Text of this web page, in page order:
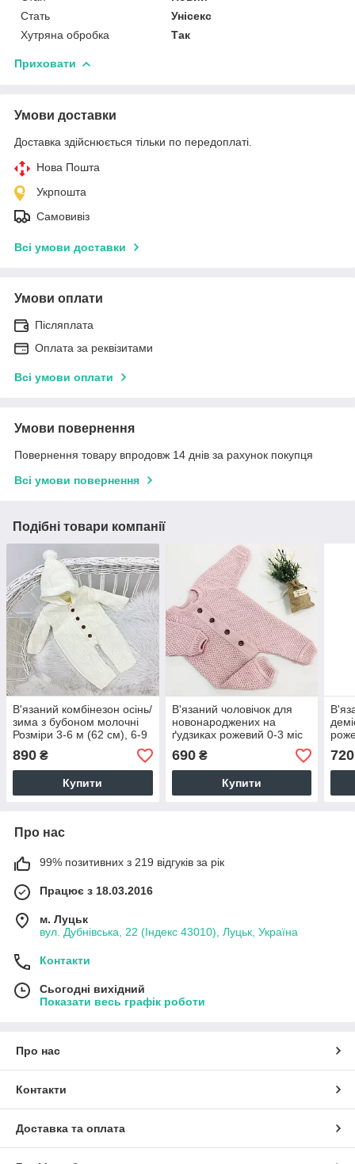
Стать
Унісекс
Хутряна обробка
Так
Приховати
Умови доставки
Доставка здійснюється тільки по передоплаті.
Нова Пошта
Укрпошта
Самовивіз
Всі умови доставки
Умови оплати
Післяплата
Оплата за реквізитами
Всі умови оплати
Умови повернення
Повернення товару впродовж 14 днів за рахунок покупця
Всі умови повернення
Подібні товари компанії
В'язаний комбінезон осінь/
зима з бубоном молочні
Розміри 3-6 м (62 см), 6-9
м (68 см), 9-12 м (74 см)
890 ₴
Купити
В'язаний чоловічок для
новонароджених на
ґудзиках рожевий 0-3 міс
(56 см), 3-6 міс (62 см),6-9
міс (68 см), 9-12 м (74 см)
690₴
Купити
см),
720
Про нас
99% позитивних з 219 відгуків за рік
Працює з 18.03.2016
м. Луцьк
вул. Дубнівська, 22 (Індекс 43010), Луцьк, Україна
Контакти
Сьогодні вихідний
Показати весь графік роботи
Про нас
Контакти
Доставка та оплата